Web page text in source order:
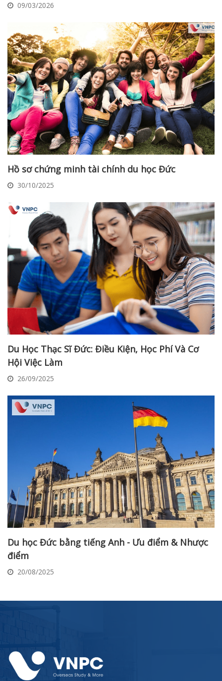
09/03/2026
Hồ sơ chứng minh tài chính du học Đức
30/10/2025
Du Học Thạc Sĩ Đức: Điều Kiện, Học Phí Và Cơ
Hội Việc Làm
26/09/2025
Du học Đức bằng tiếng Anh - Ưu điểm & Nhược
điểm
20/08/2025